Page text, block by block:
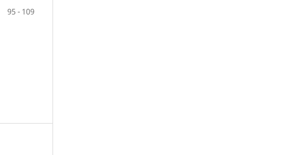
95 - 109